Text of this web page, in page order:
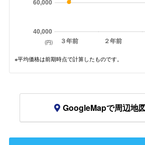
３年前 ２年前
40,000
60,000
(円)
※平均価格は前期時点で計算したものです。
GoogleMapで周辺地